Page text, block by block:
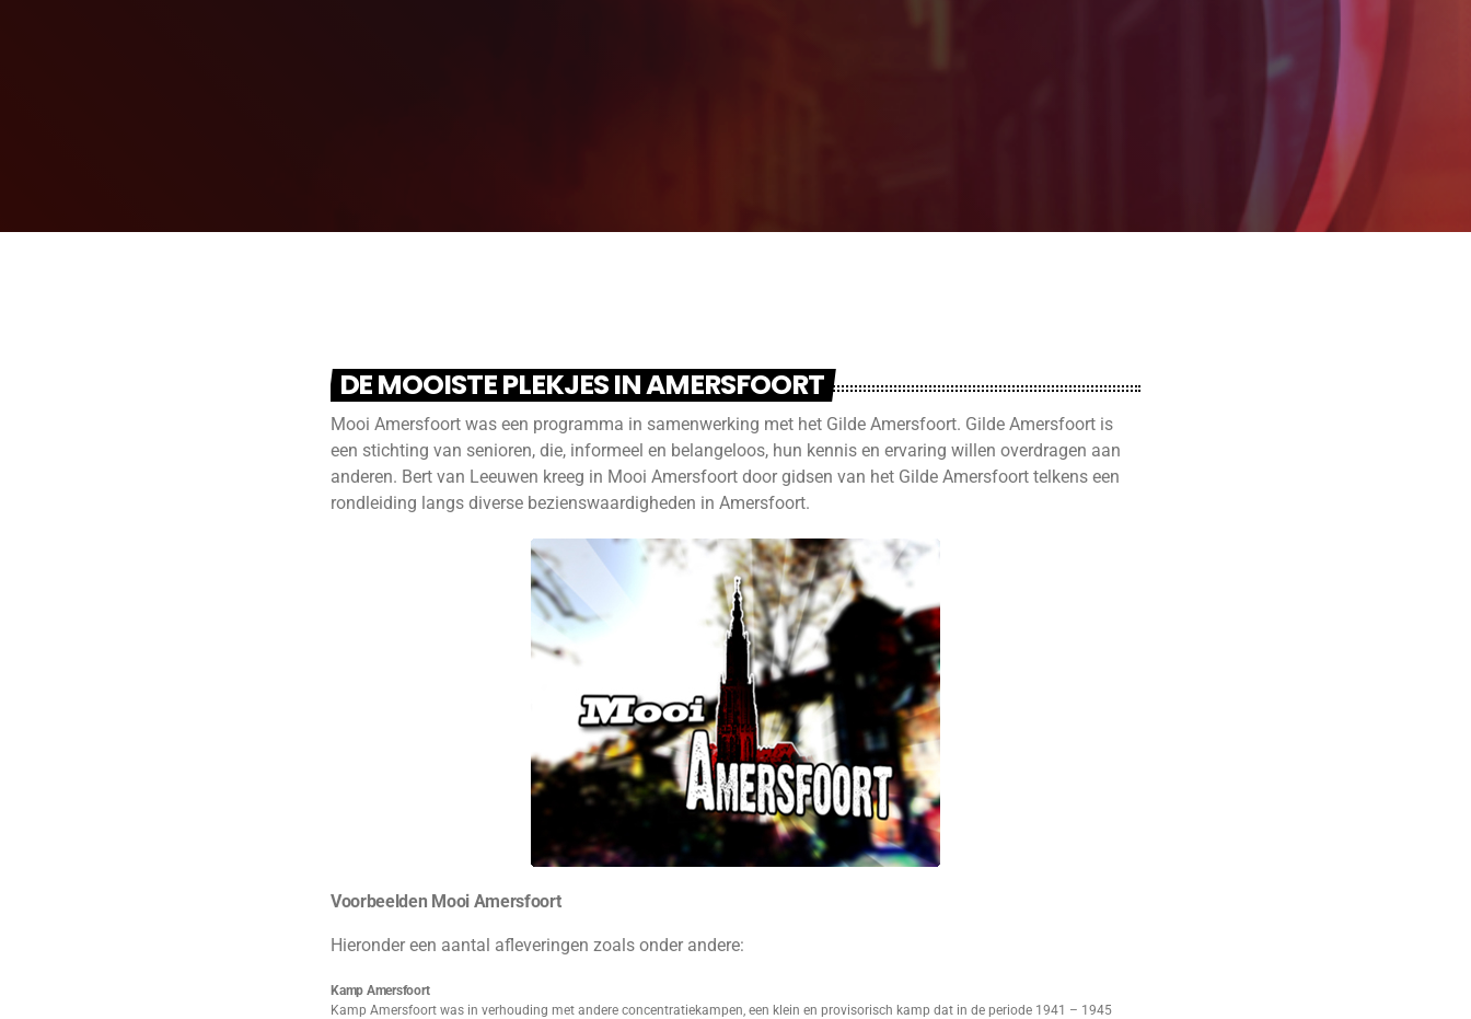
DE MOOISTE PLEKJES IN AMERSFOORT
Mooi Amersfoort was een programma in samenwerking met het Gilde Amersfoort. Gilde Amersfoort is
een stichting van senioren, die, informeel en belangeloos, hun kennis en ervaring willen overdragen aan
anderen. Bert van Leeuwen kreeg in Mooi Amersfoort door gidsen van het Gilde Amersfoort telkens een
rondleiding langs diverse bezienswaardigheden in Amersfoort.
Voorbeelden Mooi Amersfoort
Hieronder een aantal afleveringen zoals onder andere:
Kamp Amersfoort
Kamp Amersfoort was in verhouding met andere concentratiekampen, een klein en provisorisch kamp dat in de periode 1941 – 1945